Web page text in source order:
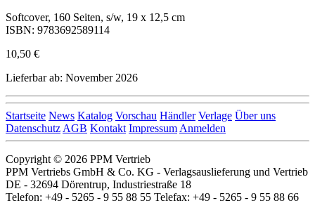
Softcover, 160 Seiten, s/w, 19 x 12,5 cm
ISBN: 9783692589114
10,50 €
Lieferbar ab: November 2026
Startseite News Katalog Vorschau Händler Verlage Über uns
Datenschutz AGB Kontakt Impressum Anmelden
Copyright © 2026 PPM Vertrieb
PPM Vertriebs GmbH & Co. KG - Verlagsauslieferung und Vertrieb
DE - 32694 Dörentrup, Industriestraße 18
Telefon: +49 - 5265 - 9 55 88 55 Telefax: +49 - 5265 - 9 55 88 66